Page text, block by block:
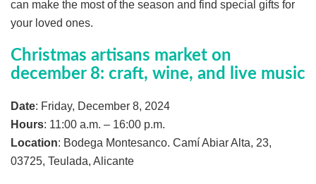
can make the most of the season and find special gifts for
your loved ones.
Christmas artisans market on
december 8: craft, wine, and live music
Date: Friday, December 8, 2024
Hours: 11:00 a.m. – 16:00 p.m.
Location: Bodega Montesanco. Camí Abiar Alta, 23,
03725, Teulada, Alicante